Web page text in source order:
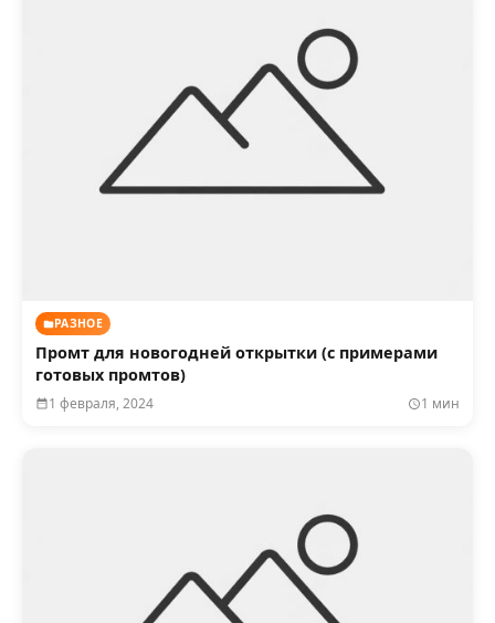
РАЗНОЕ
Промт для новогодней открытки (с примерами
готовых промтов)
1 февраля, 2024 1 мин